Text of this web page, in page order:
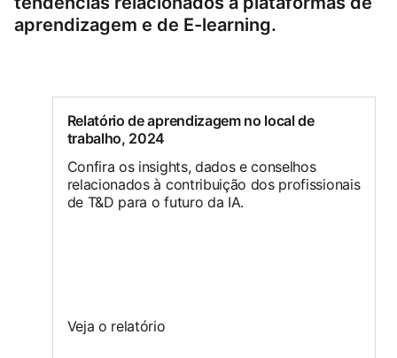
aprendizagem e de E-learning.
Relatório de aprendizagem no local de
trabalho, 2024
Confira os insights, dados e conselhos
relacionados à contribuição dos profissionais
de T&D para o futuro da IA.
Veja o relatório